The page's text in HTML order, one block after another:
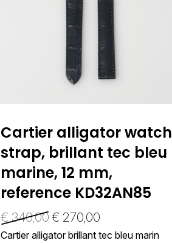
Cartier alligator watch
strap, brillant tec bleu
marine, 12 mm,
reference KD32AN85
€ 340,00 € 270,00
Cartier alligator brillant tec bleu marin